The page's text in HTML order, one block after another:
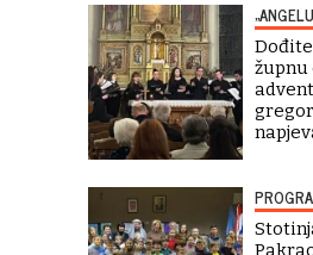
župnu